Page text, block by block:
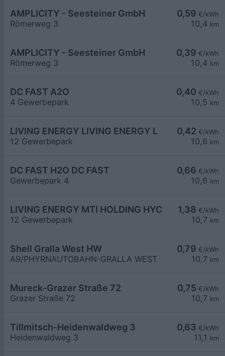
0,59 €/kWh
10,4 km
AMPLICITY - Seesteiner GmbH
Römerweg 3
0,39 €/kWh
10,4 km
AMPLICITY - Seesteiner GmbH
Römerweg 3
0,40 €/kWh
10,5 km
DC FAST A2O
4 Gewerbepark
0,42 €/kWh
10,6 km
LIVING ENERGY LIVING ENERGY L
12 Gewerbepark
0,66 €/kWh
10,6 km
DC FAST H2O DC FAST
Gewerbepark 4
1,38 €/kWh
10,7 km
LIVING ENERGY MTI HOLDING HYC
12 Gewerbepark
0,79 €/kWh
10,7 km
Shell Gralla West HW
A9/PHYRNAUTOBAHN-GRALLA WEST
0,75 €/kWh
10,7 km
Mureck-Grazer Straße 72
Grazer Straße 72
0,63 €/kWh
11,1 km
Tillmitsch-Heidenwaldweg 3
Heidenwaldweg 3